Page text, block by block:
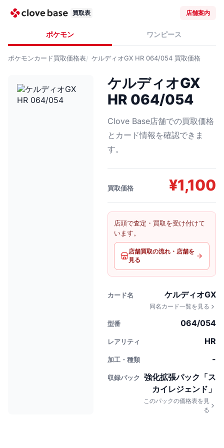
買取表 店舗案内
ポケモン ワンピース
ポケモンカード買取価格表 ケルディオGX HR 064/054 買取価格
ケルディオGX
HR 064/054
Clove Base店舗での買取価格
とカード情報を確認できま
す。
買取価格 ¥1,100
店頭で査定・買取を受け付けて
います。
店舗買取の流れ・店舗を
見る
カード名 ケルディオGX
同名カード一覧を見る
型番 064/054
レアリティ HR
加工・種類 -
収録パック
強化拡張パック「ス
カイレジェンド」
このパックの価格表を見
る